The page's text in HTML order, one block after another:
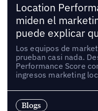
Location
miden el
puede explicar
Los equipos de
prueban casi nada.
Performance Score
ingresos marketing
Blogs